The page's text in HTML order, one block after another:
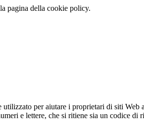
pagina della cookie policy.
per aiutare i proprietari di siti
e lettere, che si ritiene sia un codice